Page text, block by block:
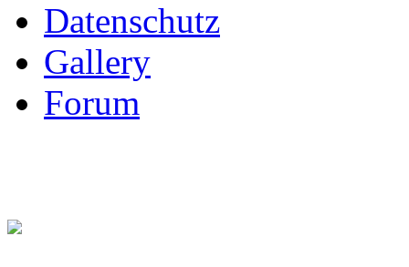
Datenschutz
Gallery
Forum